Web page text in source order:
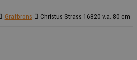
Grafbrons Christus Strass 16820 v.a. 80 cm